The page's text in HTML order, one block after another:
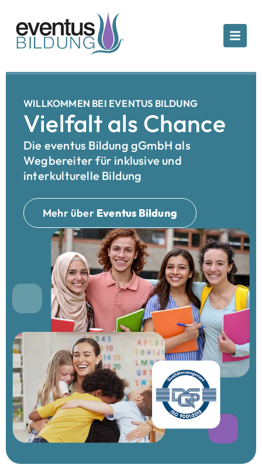
WILLKOMMEN BEI EVENTUS BILDUNG
Vielfalt als Chance
Die eventus Bildung gGmbH als
Wegbereiter für inklusive und
interkulturelle Bildung
Mehr über Eventus Bildung